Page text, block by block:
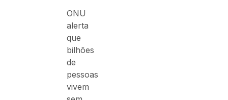
ONU
alerta
que
bilhões
de
pessoas
vivem